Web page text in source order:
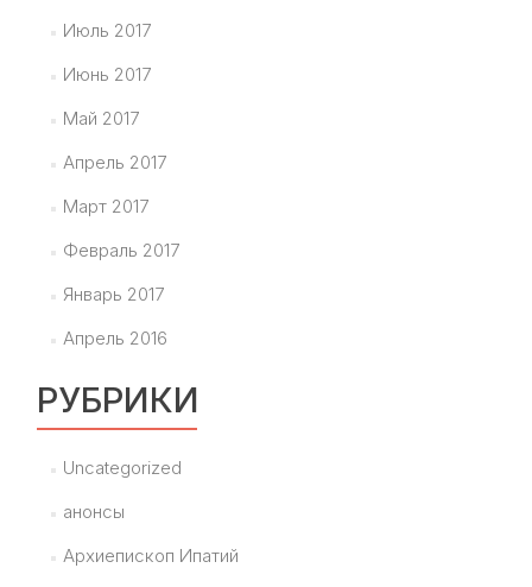
Июль 2017
Июнь 2017
Май 2017
Апрель 2017
Март 2017
Февраль 2017
Январь 2017
Апрель 2016
РУБРИКИ
Uncategorized
анонсы
Архиепископ Ипатий